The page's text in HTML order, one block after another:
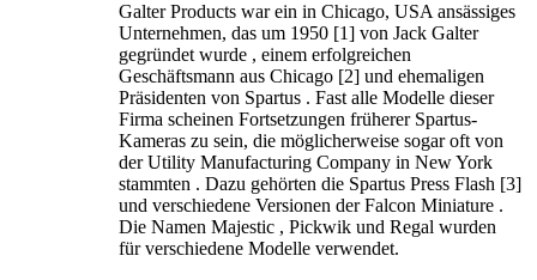
Galter Products war ein in Chicago, USA ansässiges
Unternehmen, das um 1950 [1] von Jack Galter
gegründet wurde , einem erfolgreichen
Geschäftsmann aus Chicago [2] und ehemaligen
Präsidenten von Spartus . Fast alle Modelle dieser
Firma scheinen Fortsetzungen früherer Spartus-
Kameras zu sein, die möglicherweise sogar oft von
der Utility Manufacturing Company in New York
stammten . Dazu gehörten die Spartus Press Flash [3]
und verschiedene Versionen der Falcon Miniature .
Die Namen Majestic , Pickwik und Regal wurden
für verschiedene Modelle verwendet.